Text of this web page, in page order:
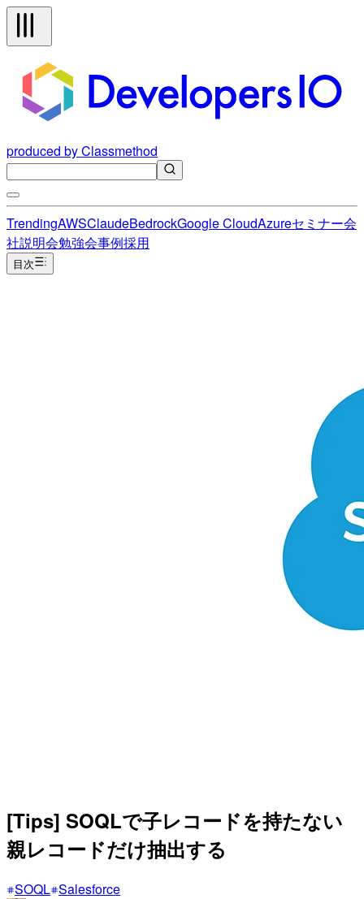
produced by Classmethod
TrendingAWSClaudeBedrockGoogle CloudAzureセミナー会
社説明会勉強会事例採用
目次
[Tips] SOQLで子レコードを持たない
親レコードだけ抽出する
SOQL Salesforce